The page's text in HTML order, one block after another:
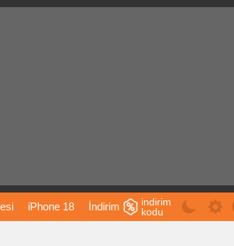
iPhone 18 İndirim
indirim
kodu